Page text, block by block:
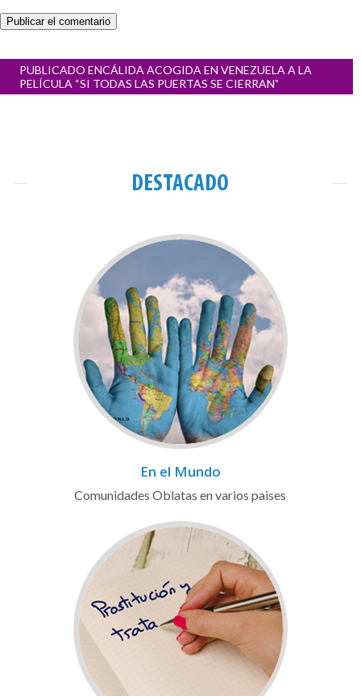
Navegación
entradas
PUBLICADO ENCÁLIDA ACOGIDA EN VENEZUELA A LA
PELÍCULA “SI TODAS LAS PUERTAS SE CIERRAN”
DESTACADO
En el Mundo
Comunidades Oblatas en varios paises